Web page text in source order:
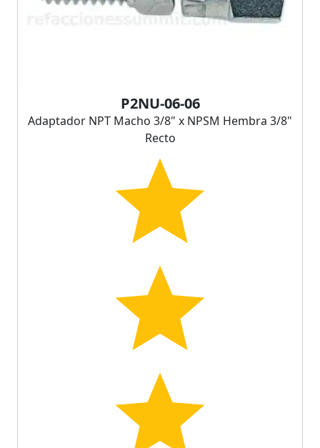
P2NU-06-06
Adaptador NPT Macho 3/8" x NPSM Hembra 3/8"
Recto